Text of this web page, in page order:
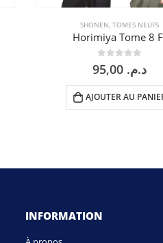
SHONEN, TOMES NEUFS
Horimiya Tome 8
0sur 5د.م.
AJOUTER AU
INFORMATION